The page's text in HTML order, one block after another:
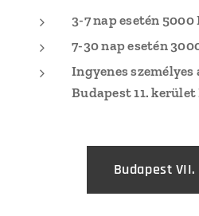
3-7 nap esetén 5000
7-30 nap esetén
Ingyenes s
Budapest 11.
Budapest